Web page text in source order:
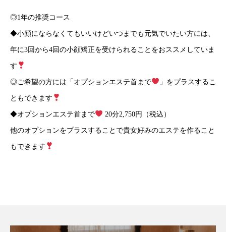
◎1年の推奨コース
◆小顔にならなくてもいいけどいつまでも元気でいたい方には、
年に3回から4回の小顔矯正を受けられることをおススメしていま
す
◎ご希望の方には「オプションエステ首まで 」をプラスするこ
ともできます
◆オプションエステ首まで 20分2,750円（税込）
他のオプションをプラスすることで貴女好みのエステを作ること
もできます